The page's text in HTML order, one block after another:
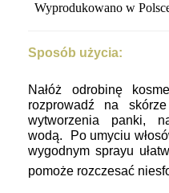
Wyprodukowano w
Sposób użycia:
Nałóż odrobinę
rozprowadź na
wytworzenia panki,
wodą. Po umyciu
wygodnym sprayu
pomoże rozczesać